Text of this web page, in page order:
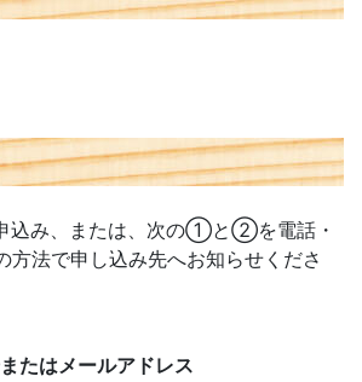
み、または、次の①と②を電話・
方法で申し込み先へお知らせくださ
メールアドレス